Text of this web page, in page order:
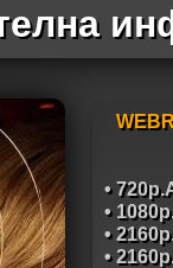
•
•
•
•